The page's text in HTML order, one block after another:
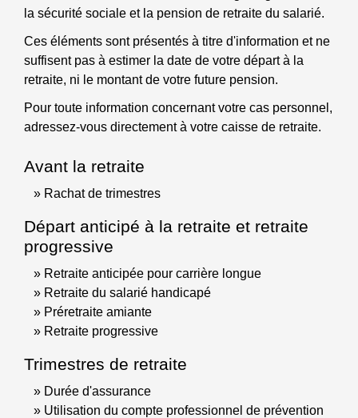
la sécurité sociale et la pension de retraite du salarié.
Ces éléments sont présentés à titre d'information et ne
suffisent pas à estimer la date de votre départ à la
retraite, ni le montant de votre future pension.
Pour toute information concernant votre cas personnel,
adressez-vous directement à votre caisse de retraite.
Avant la retraite
Rachat de trimestres
Départ anticipé à la retraite et retraite
progressive
Retraite anticipée pour carrière longue
Retraite du salarié handicapé
Préretraite amiante
Retraite progressive
Trimestres de retraite
Durée d'assurance
Utilisation du compte professionnel de prévention